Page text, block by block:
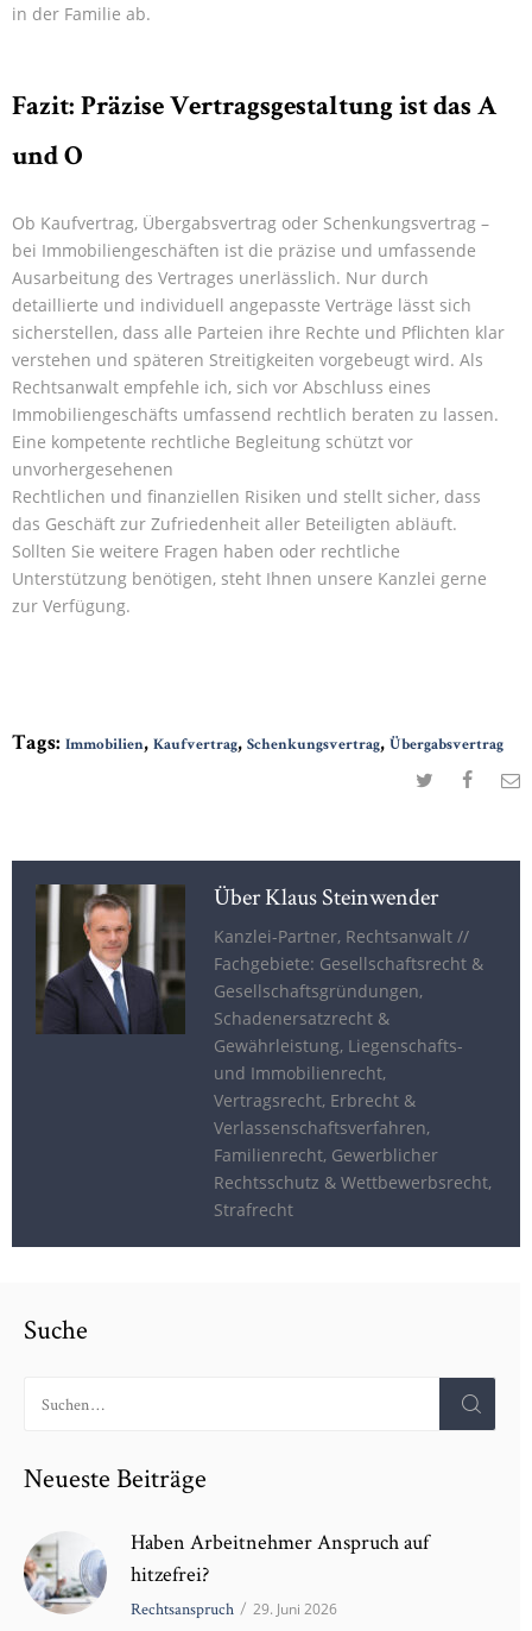
in der Familie ab.
Fazit: Präzise Vertragsgestaltung ist das A
und O
Ob Kaufvertrag, Übergabsvertrag oder Schenkungsvertrag –
bei Immobiliengeschäften ist die präzise und umfassende
Ausarbeitung des Vertrages unerlässlich. Nur durch
detaillierte und individuell angepasste Verträge lässt sich
sicherstellen, dass alle Parteien ihre Rechte und Pflichten klar
verstehen und späteren Streitigkeiten vorgebeugt wird. Als
Rechtsanwalt empfehle ich, sich vor Abschluss eines
Immobiliengeschäfts umfassend rechtlich beraten zu lassen.
Eine kompetente rechtliche Begleitung schützt vor
unvorhergesehenen
Rechtlichen und finanziellen Risiken und stellt sicher, dass
das Geschäft zur Zufriedenheit aller Beteiligten abläuft.
Sollten Sie weitere Fragen haben oder rechtliche
Unterstützung benötigen, steht Ihnen unsere Kanzlei gerne
zur Verfügung.
Tags: Immobilien, Kaufvertrag, Schenkungsvertrag, Übergabsvertrag
Über Klaus Steinwender
Kanzlei-Partner, Rechtsanwalt //
Fachgebiete: Gesellschaftsrecht &
Gesellschaftsgründungen,
Schadenersatzrecht &
Gewährleistung, Liegenschafts-
und Immobilienrecht,
Vertragsrecht, Erbrecht &
Verlassenschaftsverfahren,
Familienrecht, Gewerblicher
Rechtsschutz & Wettbewerbsrecht,
Strafrecht
Suche
Neueste Beiträge
Haben Arbeitnehmer Anspruch auf
hitzefrei?
Rechtsanspruch / 29. Juni 2026